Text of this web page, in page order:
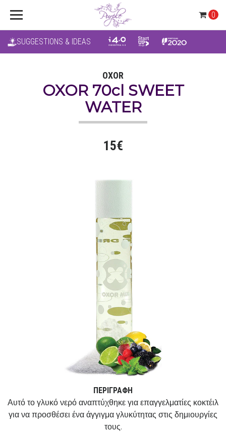
SUGGESTIONS & IDEAS
0
OXOR
OXOR 70cl SWEET
WATER
15€
ΠΕΡΙΓΡΑΦΉ
Αυτό το γλυκό νερό αναπτύχθηκε για επαγγελματίες κοκτέιλ
για να προσθέσει ένα άγγιγμα γλυκύτητας στις δημιουργίες
τους.